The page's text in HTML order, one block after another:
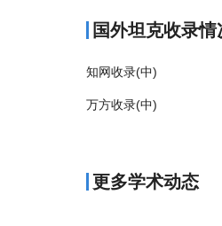
国外坦克收录情
知网收录(中)
万方收录(中)
更多学术动态